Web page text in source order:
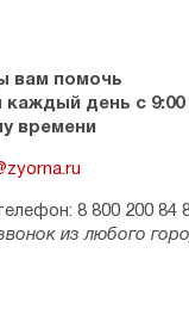
от Гроба
мне очень
вам помочь
каждый день с 9:00
времени
8 800 200 84
из любого